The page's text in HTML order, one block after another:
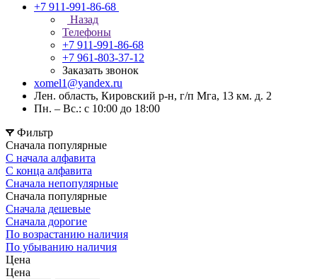
+7 911-991-86-68
Назад
Телефоны
+7 911-991-86-68
+7 961-803-37-12
Заказать звонок
xomel1@yandex.ru
Лен. область, Кировский р-н, г/п Мга, 13 км. д. 2
Пн. – Вс.: с 10:00 до 18:00
Фильтр
Сначала популярные
С начала алфавита
С конца алфавита
Сначала непопулярные
Сначала популярные
Сначала дешевые
Сначала дорогие
По возрастанию наличия
По убыванию наличия
Цена
Цена